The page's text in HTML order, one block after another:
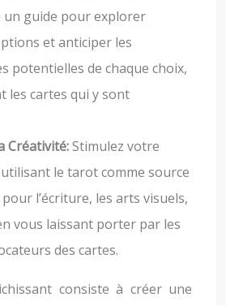
un guide pour explorer
et anticiper les
potentielles de chaque choix,
les cartes qui y sont
Créativité:Stimulez votre
le tarot comme source
l’écriture, les arts visuels,
vous laissant porter par les
des cartes.
consiste à créer une